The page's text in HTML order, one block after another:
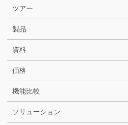
ツアー
製品
資料
価格
機能比較
ソリューション